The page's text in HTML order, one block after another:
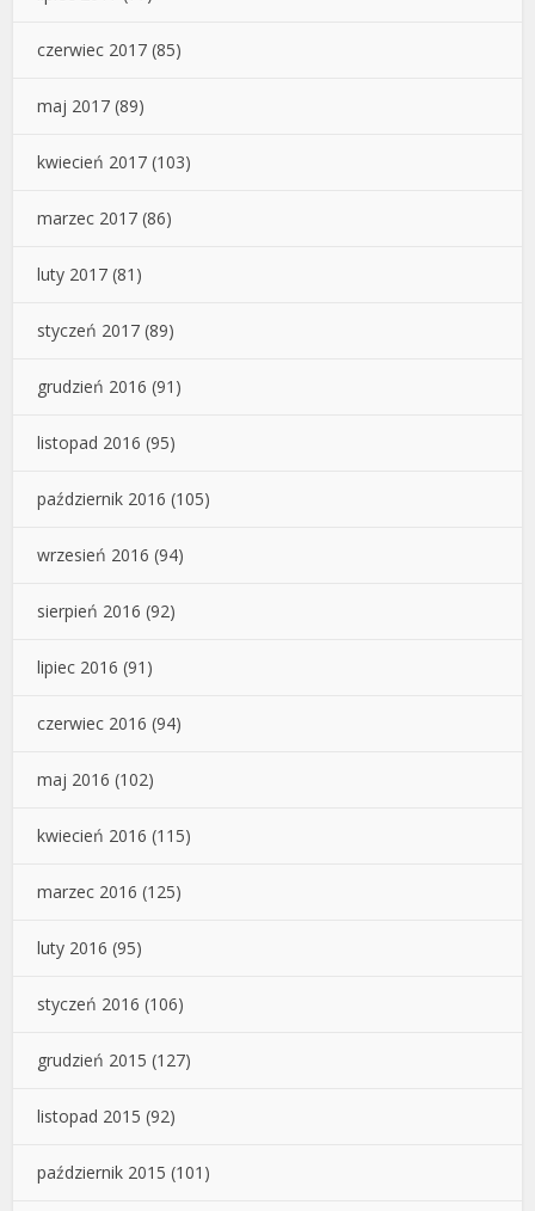
czerwiec 2017 (85)
maj 2017 (89)
kwiecień 2017 (103)
marzec 2017 (86)
luty 2017 (81)
styczeń 2017 (89)
grudzień 2016 (91)
listopad 2016 (95)
październik 2016 (105)
wrzesień 2016 (94)
sierpień 2016 (92)
lipiec 2016 (91)
czerwiec 2016 (94)
maj 2016 (102)
kwiecień 2016 (115)
marzec 2016 (125)
luty 2016 (95)
styczeń 2016 (106)
grudzień 2015 (127)
listopad 2015 (92)
październik 2015 (101)